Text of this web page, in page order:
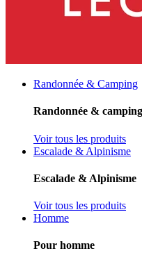
Randonnée & Camping
Randonnée & camping
Voir tous les produits
Escalade & Alpinisme
Escalade & Alpinisme
Voir tous les produits
Homme
Pour homme